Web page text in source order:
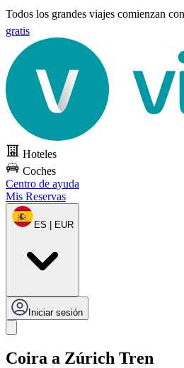
Todos los grandes viajes comienzan
gratis
Hoteles
Coches
Centro de ayuda
Mis Reservas
ES | EUR
Iniciar sesión
Coira a Zúrich Tren